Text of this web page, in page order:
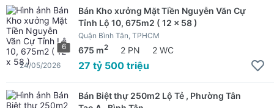
6
Bán Kho xưởng Mặt Tiền Nguyễn Văn Cự
Tỉnh Lộ 10, 675m2 ( 12 x 58 )
Quận Bình Tân, TPHCM
675 m2 2 PN 2 WC
27 tỷ 500 triệu
24/05/2026
Bán Biệt thự 250m2 Lộ Tẻ , Phường Tân